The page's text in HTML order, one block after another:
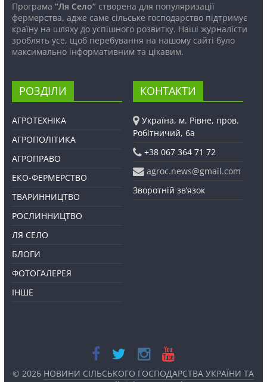
Програма “Ля Село”створена для популяризації
фермерства, адже саме сільське господарство підтримує
країну на шляху до успішного розвитку. Наші журналісти
зроблять усе, щоб перебування на нашому сайті було
максимально інформативним та цікавим.
РОЗДІЛИ
АГРОТЕХНІКА
АГРОПОЛІТИКА
АГРОПРАВО
ЕКО-ФЕРМЕРСТВО
ТВАРИННИЦТВО
РОСЛИННИЦТВО
ЛЯ СЕЛО
БЛОГИ
ФОТОГАЛЕРЕЯ
ІНШЕ
КОНТАКТИ
Україна, м. Рівне, пров.
Робітничий, 6а
+38 067 364 71 72
agroc.news@gmail.com
Зворотній зв’язок
© 2026 НОВИНИ СІЛЬСЬКОГО ГОСПОДАРСТВА УКРАЇНИ ТА